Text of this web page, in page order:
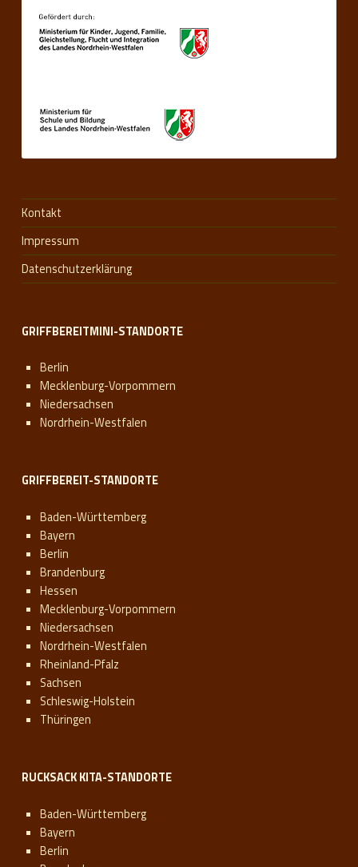
Kontakt
Impressum
Datenschutzerklärung
GRIFFBEREITMINI-STANDORTE
Berlin
Mecklenburg-Vorpommern
Niedersachsen
Nordrhein-Westfalen
GRIFFBEREIT-STANDORTE
Baden-Württemberg
Bayern
Berlin
Brandenburg
Hessen
Mecklenburg-Vorpommern
Niedersachsen
Nordrhein-Westfalen
Rheinland-Pfalz
Sachsen
Schleswig-Holstein
Thüringen
RUCKSACK KITA-STANDORTE
Baden-Württemberg
Bayern
Berlin